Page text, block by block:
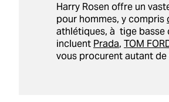
Harry Rosen offre un
pour hommes, y compris
athlétiques, à tige basse
incluent Prada, TOM
vous procurent autant